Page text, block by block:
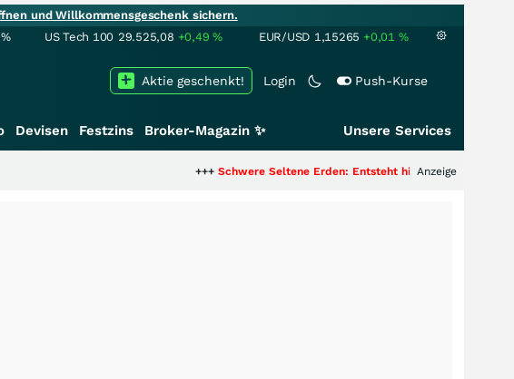
und Willkommensgeschenk sichern.
% US Tech 100 29.525,08 +0,49% EUR/USD 1,15265 +0,01 %
Login Push-Kurse
Aktie geschenkt!
Devisen Festzins Broker-Magazin ✨ Unsere Services
Schwere Seltene Erden: Entsteht hier die nächste
Anzeige